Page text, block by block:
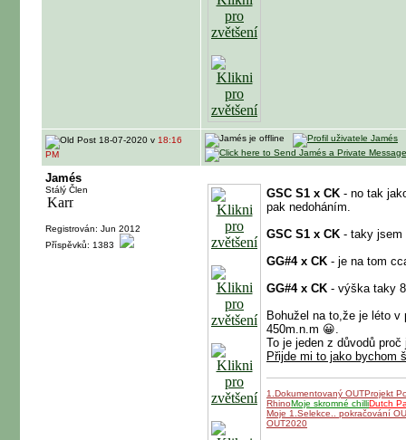
18-07-2020 v 18:16
PM
Jamés
Stálý Člen
Registrován: Jun 2012
Příspěvků: 1383
GSC S1 x CK - no tak
pak nedoháním.
GSC S1 x CK - taky jsem
GG#4 x CK - je na tom
GG#4 x CK - výška taky
Bohužel na to,že je léto v
450m.n.m 😀.
To je jeden z důvodů
Přijde mi to jako bychom
1.Dokumentovaný OUTProjekt
RhinoMoje skromné chilliDutch
Moje 1.Selekce.. pokračování
OUT2020